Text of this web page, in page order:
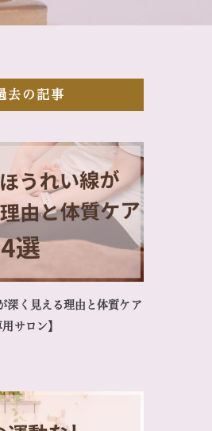
去の記事
深く見える理由と体質ケア
サロン】